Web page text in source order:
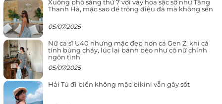
Xuống phố sáng thứ 7 với váy hoa sặc sỡ như Tăng
Thanh Hà, mặc sao để trông điệu đà mà không sến
05/07/2025
Nữ ca sĩ U40 nhưng mặc đẹp hơn cả Gen Z, khi cá
tính bùng cháy, lúc lại bánh bèo như cô nữ chính
ngôn tình
05/07/2025
Hải Tú đi biển không mặc bikini vẫn gây sốt